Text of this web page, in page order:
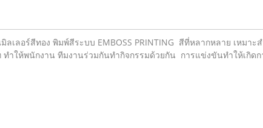
เลอร์สีทอง พิมพ์สีระบบ EMBOSS PRINTING สีที่หลากหลาย เหมา
ำให้พนักงาน ทีมงานร่วมกันทำกิจกรรมด้วยกัน การแข่งขันทำให้เกิด